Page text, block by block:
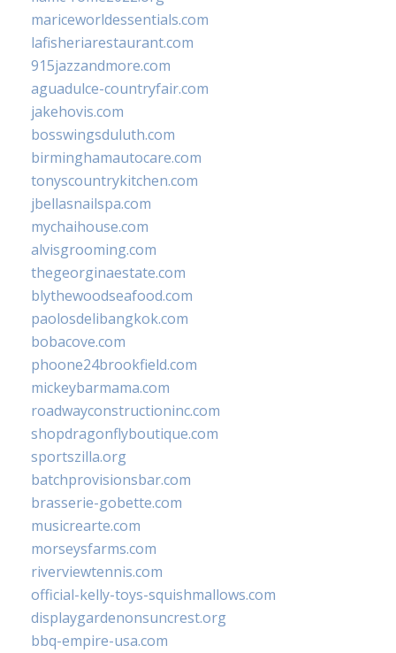
mariceworldessentials.com
lafisheriarestaurant.com
915jazzandmore.com
aguadulce-countryfair.com
jakehovis.com
bosswingsduluth.com
birminghamautocare.com
tonyscountrykitchen.com
jbellasnailspa.com
mychaihouse.com
alvisgrooming.com
thegeorginaestate.com
blythewoodseafood.com
paolosdelibangkok.com
bobacove.com
phoone24brookfield.com
mickeybarmama.com
roadwayconstructioninc.com
shopdragonflyboutique.com
sportszilla.org
batchprovisionsbar.com
brasserie-gobette.com
musicrearte.com
morseysfarms.com
riverviewtennis.com
official-kelly-toys-squishmallows.com
displaygardenonsuncrest.org
bbq-empire-usa.com